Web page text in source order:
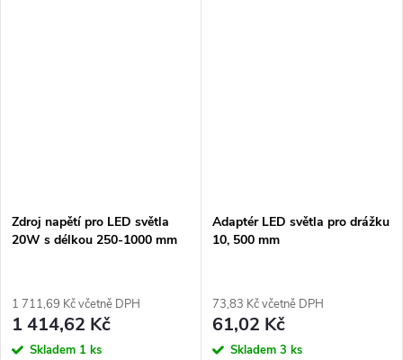
Zdroj napětí pro LED světla
20W s délkou 250-1000 mm
1 711,69 Kč včetně DPH
1 414,62 Kč
Skladem 1 ks
Adaptér LED světla pro drážku
10, 500 mm
73,83 Kč včetně DPH
61,02 Kč
Skladem 3 ks